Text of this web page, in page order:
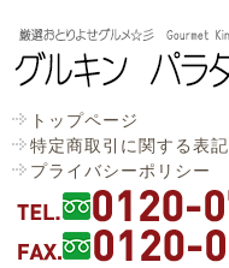
トップページ
特定商取引に関する表記
プライバシーポリシー